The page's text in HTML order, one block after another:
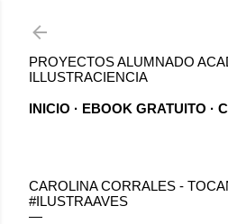
PROYECTOS ALUMNADO
ILLUSTRACIENCIA
INICIO EBOOK GRATUITO
CAROLINA CORRALES -
#ILUSTRAAVES